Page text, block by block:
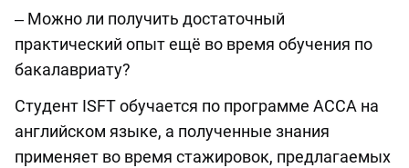
‒ Можно ли получить достаточный
практический опыт ещё во время обучения по
бакалавриату?
Студент ISFT обучается по программе АССА на
английском языке, а полученные знания
применяет во время стажировок, предлагаемых